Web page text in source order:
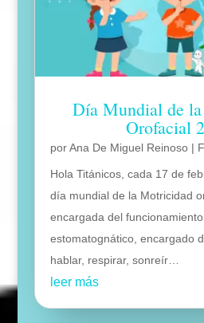
Día Mundial de
Orofacial
porAna De Miguel Reinoso|
Hola Titánicos, cada 17 de
día mundial de la Motricidad
encargada del
estomatognático, encargado
hablar, respirar, sonreír…
leer más